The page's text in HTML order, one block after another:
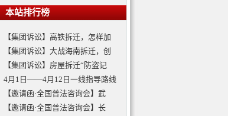
本站排行榜
【集团诉讼】高铁拆迁，怎样加
【集团诉讼】大战海南拆迁，创
【集团诉讼】房屋拆迁“防盗记
4月1日——4月12日一线指导路线
【邀请函·全国普法咨询会】武
【邀请函·全国普法咨询会】长